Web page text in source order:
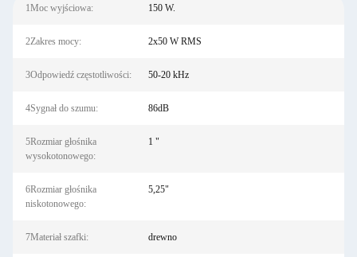
1Moc wyjściowa: 150 W.
2Zakres mocy: 2x50 W RMS
3Odpowiedź częstotliwości: 50-20 kHz
4Sygnał do szumu: 86dB
5Rozmiar głośnika
wysokotonowego:
1 "
6Rozmiar głośnika
niskotonowego:
5,25"
7Materiał szafki: drewno